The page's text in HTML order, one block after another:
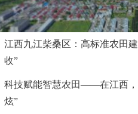
江西九江柴桑区：高标准农田
收”
科技赋能智慧农田——在江西，
炫”